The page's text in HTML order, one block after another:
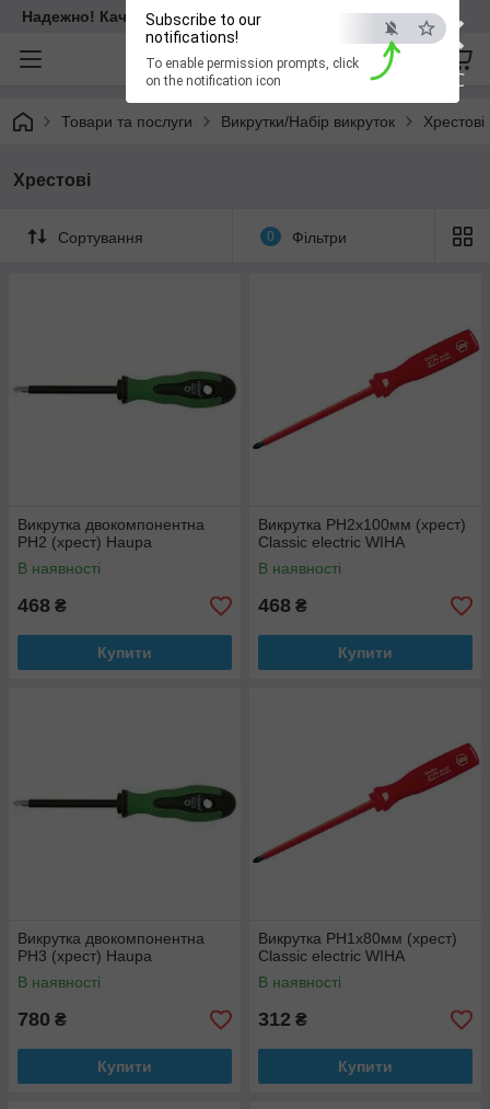
×
ESC
Subscribe to our
notifications!
To enable permission prompts, click
on the notification icon
Надежно! Качественно! Для всех!
Товари та послуги Викрутки/Набір викруток Хрестові
Хрестові
Сортування 0 Фільтри
Викрутка двокомпонентна
PH2 (хрест) Haupa
В наявності
468 ₴
Купити
Викрутка РН2х100мм (хрест)
Classic electric WIHA
В наявності
468 ₴
Купити
Викрутка двокомпонентна
PH3 (хрест) Haupa
В наявності
780 ₴
Купити
Викрутка РН1х80мм (хрест)
Classic electric WIHA
В наявності
312 ₴
Купити